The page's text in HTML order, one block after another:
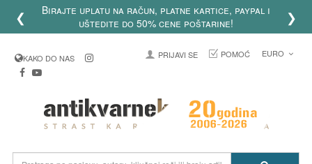
❮
20 godina postojanja sajta
2006-2026
❯
KAKO DO NAS PRIJAVI SE POMOĆ EURO